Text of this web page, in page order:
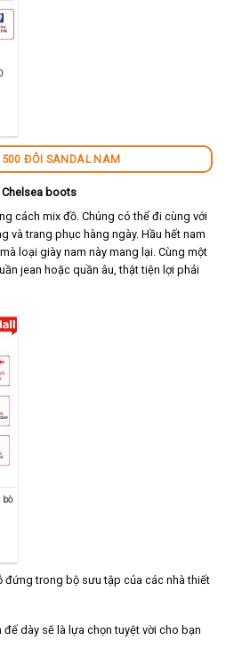
500 ĐÔI SANDAL NAM
Chelsea boots
cách mix đồ. Chúng có thể đi cùng với
và trang phục hàng ngày. Hầu hết nam
loại giày nam này mang lại. Cùng một
jean hoặc quần âu, thật tiện lợi phải
đứng trong bộ sưu tập của các nhà thiết
dày sẽ là lựa chọn tuyệt vời cho bạn